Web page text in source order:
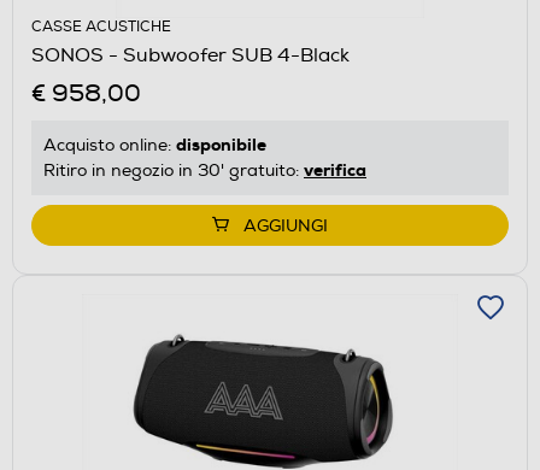
CASSE ACUSTICHE
SONOS - Subwoofer SUB 4-Black
€ 958,00
Acquisto online: disponibile
Ritiro in negozio in 30' gratuito: verifica
AGGIUNGI